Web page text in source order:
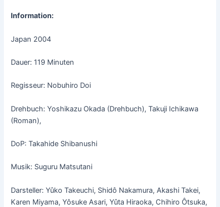
Information:
Japan 2004
Dauer: 119 Minuten
Regisseur: Nobuhiro Doi
Drehbuch: Yoshikazu Okada (Drehbuch), Takuji Ichikawa
(Roman),
DoP: Takahide Shibanushi
Musik: Suguru Matsutani
Darsteller: Yûko Takeuchi, Shidô Nakamura, Akashi Takei,
Karen Miyama, Yôsuke Asari, Yûta Hiraoka, Chihiro Ôtsuka,